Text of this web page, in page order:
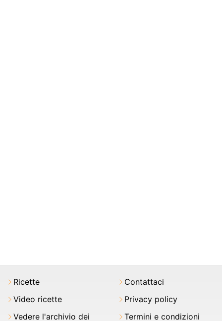
Ricette
Video ricette
Vedere l'archivio dei
Contattaci
Privacy policy
Termini e condizioni